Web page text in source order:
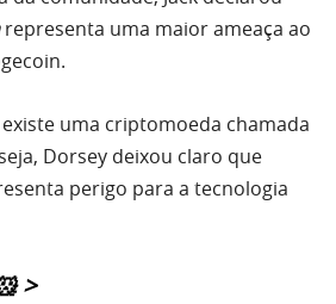
representa uma maior ameaça ao
uma criptomoeda chamada
Dorsey deixou claro que
perigo para a tecnologia
>